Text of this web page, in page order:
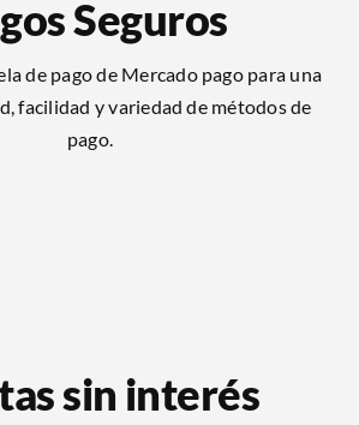
Seguros
de pago de Mercado pago para una
facilidad y variedad de métodos de
pago.
sin interés